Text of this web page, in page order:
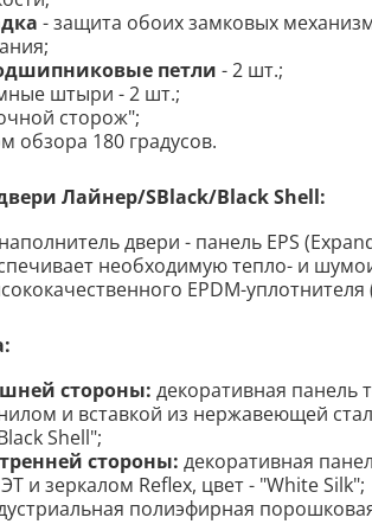
- защита обоих замковых
петли - 2 шт.;
штыри - 2 шт.;
сторож";
обзора 180 градусов.
Лайнер/SBlack/Black Shell:
двери - панель EPS
необходимую тепло- и
EPDM-
стороны: декоративная панель
и вставкой из нержавеющей
Shell";
стороны: декоративная
и зеркалом Reflex, цвет - "White Silk";
полиэфирная